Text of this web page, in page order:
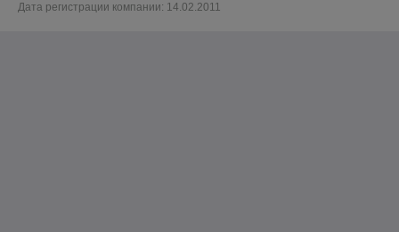
Дата регистрации компании: 14.02.2011